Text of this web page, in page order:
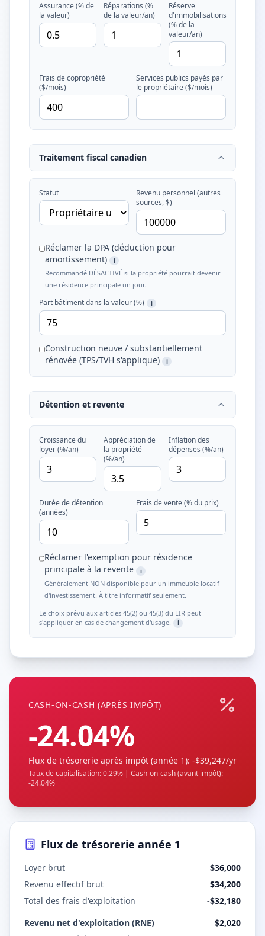
Assurance (% de
la valeur)
Réparations (%
de la valeur/an)
Réserve
d'immobilisations
(% de la
valeur/an)
Frais de copropriété
($/mois)
Services publics payés par
le propriétaire ($/mois)
Traitement fiscal canadien
Statut
Revenu personnel (autres
sources, $)
Réclamer la DPA (déduction pour
amortissement)
i
Recommandé DÉSACTIVÉ si la propriété pourrait devenir
une résidence principale un jour.
Part bâtiment dans la valeur (%) i
Construction neuve / substantiellement
rénovée (TPS/TVH s'applique)
i
Détention et revente
Croissance du
loyer (%/an)
Appréciation de
la propriété
(%/an)
Inflation des
dépenses (%/an)
Durée de détention
(années)
Frais de vente (% du prix)
Réclamer l'exemption pour résidence
principale à la revente
i
Généralement NON disponible pour un immeuble locatif
d'investissement. À titre informatif seulement.
Le choix prévu aux articles 45(2) ou 45(3) du LIR peut
s'appliquer en cas de changement d'usage.
i
CASH-ON-CASH (APRÈS IMPÔT)
-24.04%
Flux de trésorerie après impôt (année 1): -$39,247/yr
Taux de capitalisation:0.29% | Cash-on-cash (avant impôt):
-24.04%
Flux de trésorerie année 1
Loyer brut
$36,000
Revenu effectif brut
$34,200
Total des frais d'exploitation
-$32,180
Revenu net d'exploitation (RNE)
$2,020